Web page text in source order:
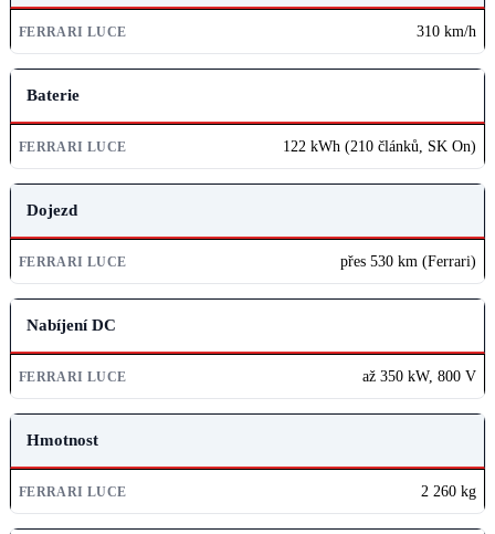
310 km/h
Baterie
122 kWh (210 článků, SK On)
Dojezd
přes 530 km (Ferrari)
Nabíjení DC
až 350 kW, 800 V
Hmotnost
2 260 kg